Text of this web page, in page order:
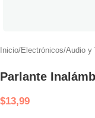
Inicio/Electrónicos/Audio y
Parlante
$13,99